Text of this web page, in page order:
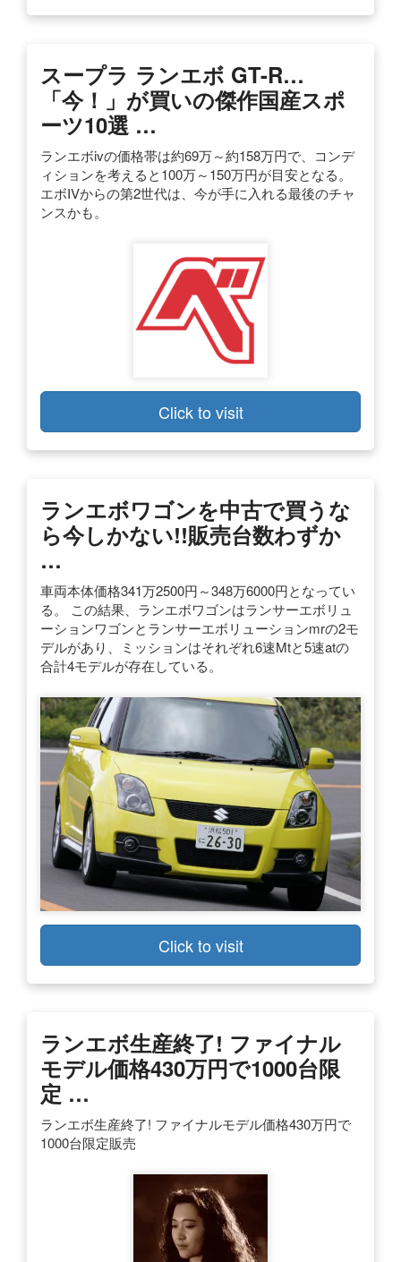
スープラ ランエボ GT-R…
「今！」が買いの傑作国産スポ
ーツ10選 …
ランエボivの価格帯は約69万～約158万円で、コンデ
ィションを考えると100万～150万円が目安となる。
エボIVからの第2世代は、今が手に入れる最後のチャ
ンスかも。
Click to visit
ランエボワゴンを中古で買うな
ら今しかない!!販売台数わずか
…
車両本体価格341万2500円～348万6000円となってい
る。 この結果、ランエボワゴンはランサーエボリュ
ーションワゴンとランサーエボリューションmrの2モ
デルがあり、ミッションはそれぞれ6速Mtと5速atの
合計4モデルが存在している。
Click to visit
ランエボ生産終了! ファイナル
モデル価格430万円で1000台限
定 …
ランエボ生産終了! ファイナルモデル価格430万円で
1000台限定販売